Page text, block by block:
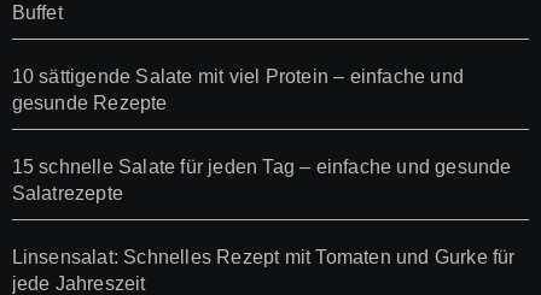
Buffet
10 sättigende Salate mit viel Protein – einfache und
gesunde Rezepte
15 schnelle Salate für jeden Tag – einfache und gesunde
Salatrezepte
Linsensalat: Schnelles Rezept mit Tomaten und Gurke für
jede Jahreszeit